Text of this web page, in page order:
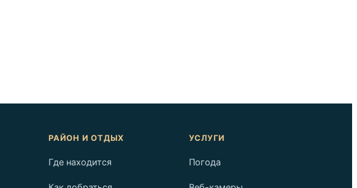
РАЙОН И ОТДЫХ
Где находится
УСЛУГИ
Погода